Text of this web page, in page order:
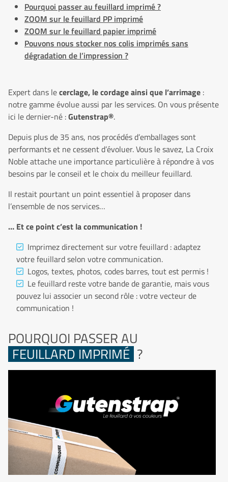
Pourquoi passer au feuillard imprimé ?
ZOOM sur le feuillard PP imprimé
ZOOM sur le feuillard papier imprimé
Pouvons nous stocker nos colis imprimés sans
dégradation de l’impression ?
Expert dans lecerclage, le cordage ainsi que l’arrimage :
notre gamme évolue aussi par les services. On vous présente
ici le dernier-né :Gutenstrap®.
Depuis plus de 35 ans, nos procédés d’emballages sont
performants et ne cessent d’évoluer. Vous le savez, La Croix
Noble attache une importance particulière à répondre à vos
besoins par le conseil et le choix du meilleur feuillard.
Il restait pourtant un point essentiel à proposer dans
l’ensemble de nos services…
… Et ce point c’est la communication !
Imprimez directement sur votre feuillard : adaptez
votre feuillard selon votre communication.
Logos, textes, photos, codes barres, tout est permis !
Le feuillard reste votre bande de garantie, mais vous
pouvez lui associer un second rôle : votre vecteur de
communication !
POURQUOI PASSER AU
FEUILLARD IMPRIMÉ ?